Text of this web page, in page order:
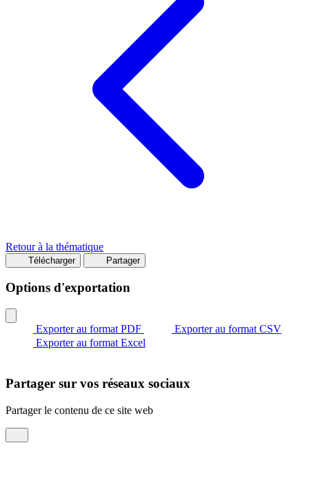
Retour à la thématique
Télécharger Partager
Options d'exportation
Exporter au format PDF
Exporter au format CSV
Exporter au format Excel
Partager sur vos réseaux sociaux
Partager le contenu de ce site web